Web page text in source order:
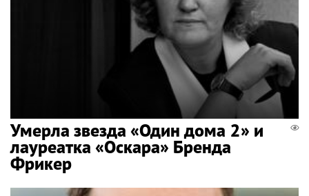
Умерла звезда «Один дома 2» и
лауреатка «Оскара» Бренда
Фрикер